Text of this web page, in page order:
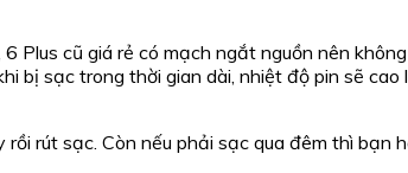
Plus cũ giá rẻ có mạch ngắt nguồn nên
bị sạc trong thời gian dài, nhiệt độ pin sẽ
rút sạc. Còn nếu phải sạc qua đêm thì